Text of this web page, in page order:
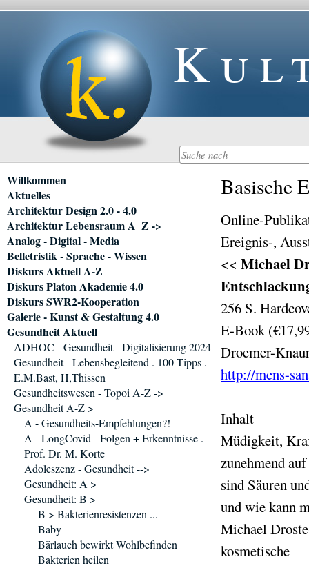
Basische
Online-
Ereignis-,
<< Michael
256 S.
E-Book
Droemer-
http://mens-
Inhalt
Müdigkeit,
zunehmend
sind Säuren
und wie kann
Michael
kosmetische
Navigation
überspringen
Willkommen
Aktuelles
Architektur Design 2.0 - 4.0
Architektur Lebensraum A_Z ->
Analog - Digital - Media
Belletristik - Sprache - Wissen
Diskurs Aktuell A-Z
Diskurs Platon Akademie 4.0
Diskurs SWR2-Kooperation
Galerie - Kunst & Gestaltung 4.0
Gesundheit Aktuell
ADHOC - Gesundheit - Digitalisierung 2024
Gesundheit - Lebensbegleitend . 100 Tipps .
E.M.Bast, H,Thissen
Gesundheitswesen - Topoi A-Z ->
Gesundheit A-Z >
A - Gesundheits-Empfehlungen?!
A - LongCovid - Folgen + Erkenntnisse .
Prof. Dr. M. Korte
Adoleszenz - Gesundheit -->
Gesundheit: A >
Gesundheit: B >
B > Bakterienresistenzen ...
Baby
Bärlauch bewirkt Wohlbefinden
Bakterien heilen